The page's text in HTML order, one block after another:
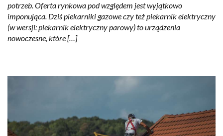
potrzeb. Oferta rynkowa pod względem jest wyjątkowo
imponująca. Dziś piekarniki gazowe czy też piekarnik elektryczny
(w wersji: piekarnik elektryczny parowy) to urządzenia
nowoczesne, które […]